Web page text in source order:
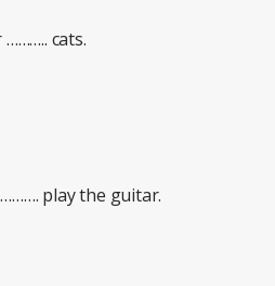
……….. cats.
play the guitar.